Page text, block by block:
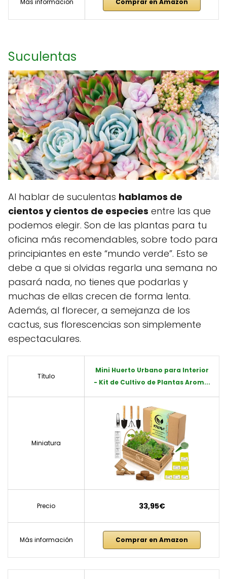
Más información Comprar en Amazon
Suculentas
Al hablar de suculentas hablamos de
cientos y cientos de especies entre las que
podemos elegir. Son de las plantas para tu
oficina más recomendables, sobre todo para
principiantes en este “mundo verde”. Esto se
debe a que si olvidas regarla una semana no
pasará nada, no tienes que podarlas y
muchas de ellas crecen de forma lenta.
Además, al florecer, a semejanza de los
cactus, sus florescencias son simplemente
espectaculares.
Título
Mini Huerto Urbano para Interior
- Kit de Cultivo de Plantas Arom...
Miniatura
Precio 33,95€
Más información Comprar en Amazon